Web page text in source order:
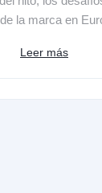
la marca en
Leer más